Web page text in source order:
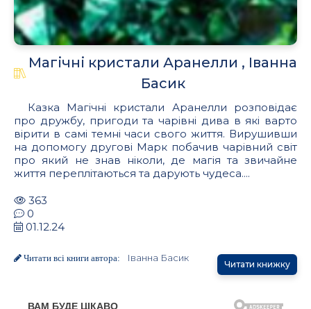
Магічні кристали Аранелли , Іванна
Басик
Казка Магічні кристали Аранелли розповідає
про дружбу, пригоди та чарівні дива в які варто
вірити в самі темні часи свого життя. Вирушивши
на допомогу другові Марк побачив чарівний світ
про який не знав ніколи, де магія та звичайне
життя переплітаються та дарують чудеса....
363
0
01.12.24
Читати всі книги автора: Іванна Басик
Читати книжку